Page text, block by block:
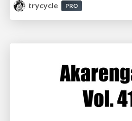
trycycle
PRO